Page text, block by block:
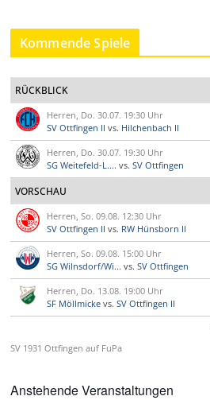
Kommende Spiele
RÜCKBLICK
Herren, Do. 30.07. 19:30 Uhr
SV Ottfingen II vs. Hilchenbach II
Herren, Do. 30.07. 19:30 Uhr
SG Weitefeld-L.... vs. SV Ottfingen
VORSCHAU
Herren, So. 09.08. 12:30 Uhr
SV Ottfingen II vs. RW Hünsborn II
Herren, So. 09.08. 15:00 Uhr
SG Wilnsdorf/Wi... vs. SV Ottfingen
Herren, Do. 13.08. 19:00 Uhr
SF Möllmicke vs. SV Ottfingen II
SV 1931 Ottfingen auf FuPa
Anstehende Veranstaltungen